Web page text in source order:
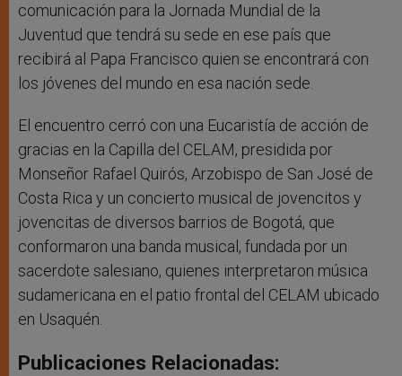
comunicación para la Jornada Mundial de la
Juventud que tendrá su sede en ese país que
recibirá al Papa Francisco quien se encontrará con
los jóvenes del mundo en esa nación sede.
El encuentro cerró con una Eucaristía de acción de
gracias en la Capilla del CELAM, presidida por
Monseñor Rafael Quirós, Arzobispo de San José de
Costa Rica y un concierto musical de jovencitos y
jovencitas de diversos barrios de Bogotá, que
conformaron una banda musical, fundada por un
sacerdote salesiano, quienes interpretaron música
sudamericana en el patio frontal del CELAM ubicado
en Usaquén.
Publicaciones Relacionadas: